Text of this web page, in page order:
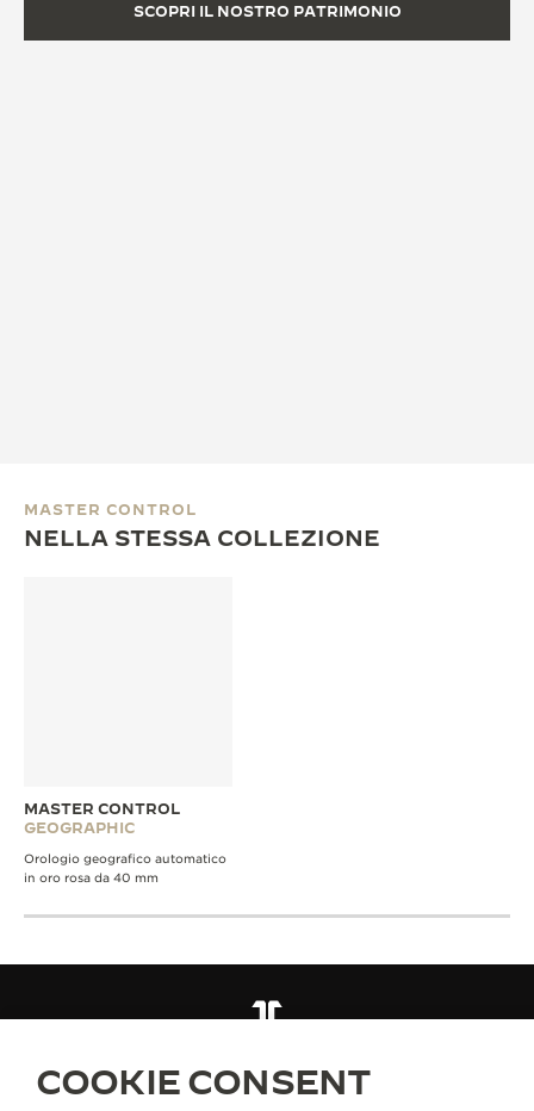
SCOPRI IL NOSTRO PATRIMONIO
MASTER CONTROL
NELLA STESSA COLLEZIONE
MASTER CONTROL
GEOGRAPHIC
Orologio geografico automatico
in oro rosa da 40 mm
COOKIE CONSENT